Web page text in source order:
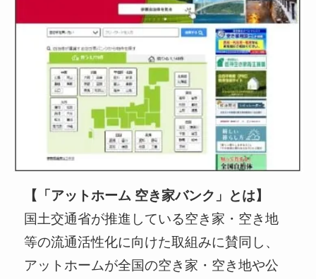
【「アットホーム 空き家バンク」とは】
国土交通省が推進している空き家・空き地
等の流通活性化に向けた取組みに賛同し、
アットホームが全国の空き家・空き地や公